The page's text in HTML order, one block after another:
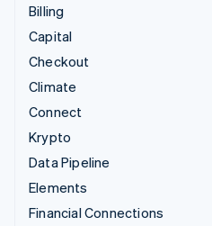
Billing
Capital
Checkout
Climate
Connect
Krypto
Data Pipeline
Elements
Financial Connections